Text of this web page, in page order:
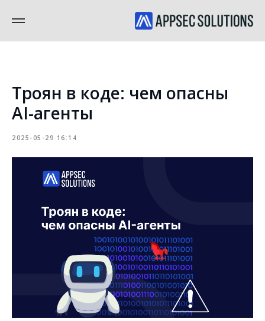
Троян в коде: чем опасны
AI-агенты
2025-05-29 16:14